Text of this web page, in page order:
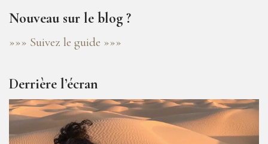
Nouveau sur le blog ?
»»» Suivez le guide »»»
Derrière l’écran